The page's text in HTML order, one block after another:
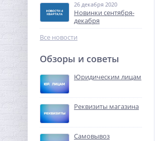
Ниппель резьбовой 1"1/4 x
1"1/4 (НР) никель UNI-FITT
448,96
26 декабря 2020
Новинки сентября-
декабря
Все новости
Обзоры и советы
Юридическим лицам
Реквизиты магазина
Самовывоз